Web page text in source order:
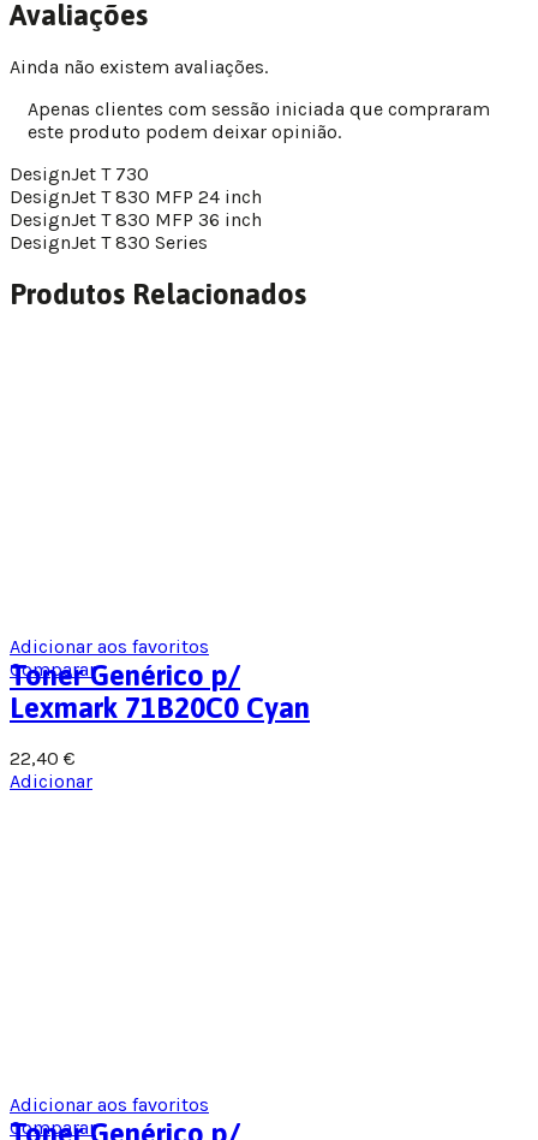
Avaliações
Ainda não existem avaliações.
Apenas clientes com sessão iniciada que compraram
este produto podem deixar opinião.
DesignJet T 730
DesignJet T 830 MFP 24 inch
DesignJet T 830 MFP 36 inch
DesignJet T 830 Series
Produtos Relacionados
Adicionar aos favoritos
Comparar
Toner Genérico p/
Lexmark 71B20C0 Cyan
22,40 €
Adicionar
Adicionar aos favoritos
Comparar